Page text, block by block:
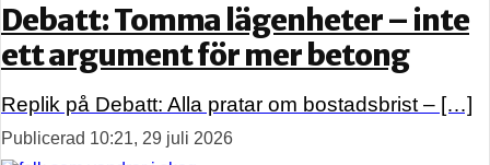
Debatt: Tomma lägenheter – inte
ett argument för mer betong
Replik på Debatt: Alla pratar om bostadsbrist – […]
Publicerad 10:21, 29 juli 2026